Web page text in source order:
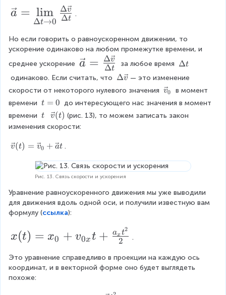
\f
r
a
c
{
\
D
el
t
a
\
c
{
r
}
{
\
\
c
{
v
{
}
+
\
v
e
{
v
}
t
\
e
c
{
a
}
=
\l
m
m
it
_
{
\
D
a =
Δt→0
lim Δt
Δv
.
Но если говорить о равноускоренном движении, то
ускорение одинаково на любом промежутке времени, и
среднее ускорение \
v
e
c
{
a
=
\f
r
a
{
\
D
el
a = Δt
Δv
за любое время \
t
a
t
Δt
одинаково. Если считать, что \
D
t
a
v
Δv — это изменение
скорости от некоторого нулевого значения \
v
c
v0
в момент
времени t
=
t = 0 до интересующего нас значения в момент
времени \
\
t
\
v
c
(
t
v(t) (рис. 13), то можем записать закон
изменения скорости:
\
v
}
(
)
\
v
e
v(t) = v0 + at .
Рис. 13. Связь скорости и ускорения
Уравнение равноускоренного движения мы уже выводили
для движения вдоль одной оси, и получили известную вам
формулу (ссылка):
x
)
=
x(t) = x0 + v0xt + 2
axt2
.
Это уравнение справедливо в проекции на каждую ось
координат, и в векторной форме оно будет выглядеть
похоже: